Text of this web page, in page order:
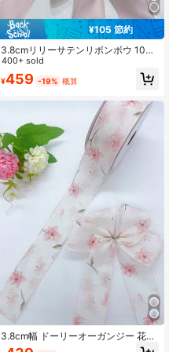
¥105 節約
3.8cmリリーサテンリボンボウ 10ヤ
ード/ロール の花の包装リボン バレ
ンタインデー
400+ sold
¥459 -19% 概算
3.8cm幅 ドーリーオーガンジー 花柄
プリント装飾リボン 10ヤード/ロー